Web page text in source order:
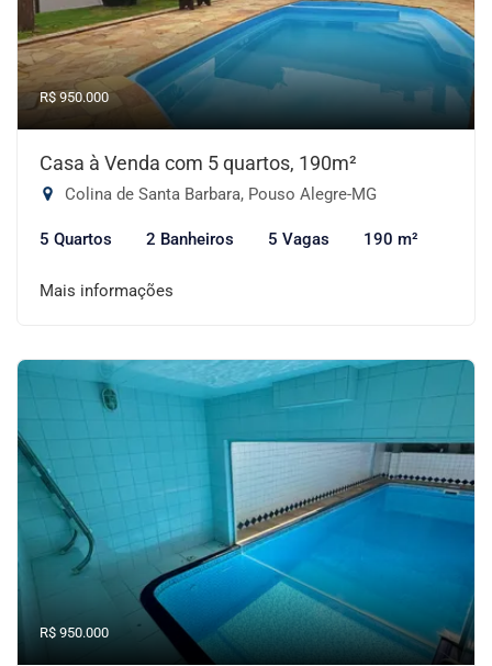
R$ 950.000
Casa à Venda com 5 quartos, 190m²
Colina de Santa Barbara, Pouso Alegre-MG
5 Quartos 2 Banheiros 5 Vagas 190 m²
Mais informações
R$ 950.000